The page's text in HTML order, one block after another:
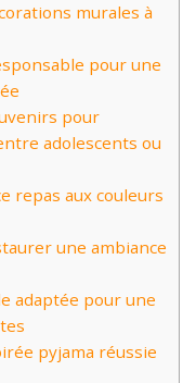
murales à
pour une
pour
adolescents ou
repas aux couleurs
une ambiance
adaptée pour une
pyjama réussie